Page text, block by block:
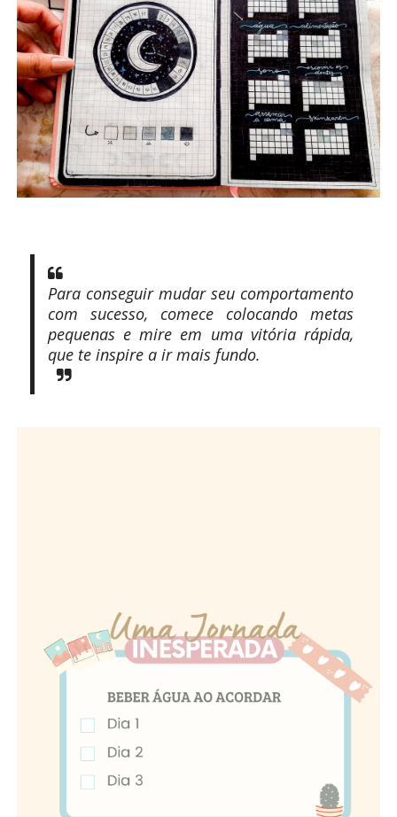
Para conseguir mudar seu comportamento
com sucesso, comece colocando metas
pequenas e mire em uma vitória rápida,
que te inspire a ir mais fundo.